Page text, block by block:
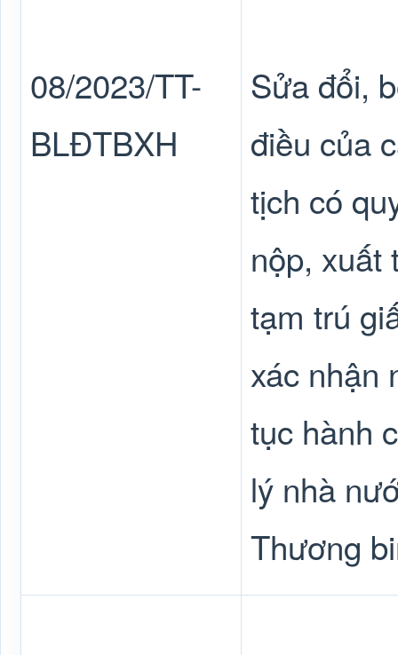
08/2023/TT-
BLĐTBXH
Sửa đổi,
điều của
tịch có
nộp, xuất
tạm trú
xác nhận
tục hành
lý nhà
Thương